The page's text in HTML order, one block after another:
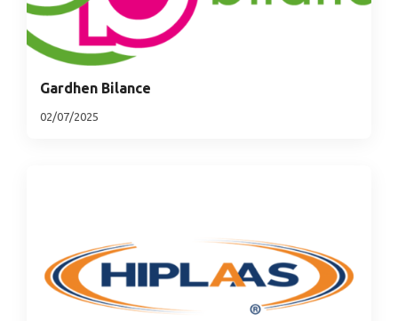
Gardhen Bilance
02/07/2025